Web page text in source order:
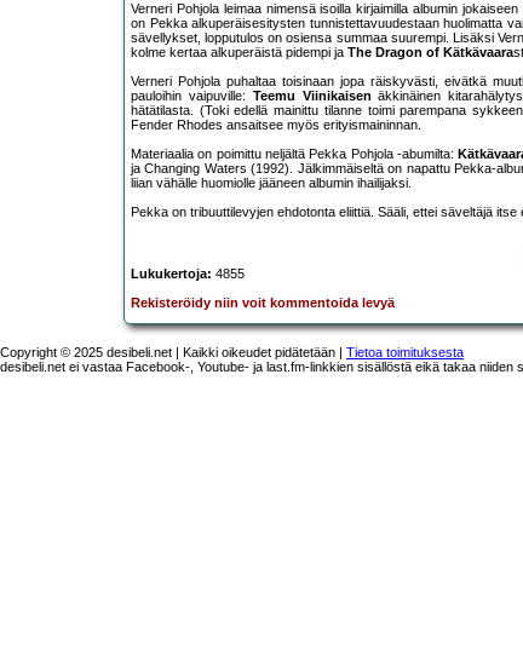
Verneri Pohjola leimaa nimensä isoilla kirjaimilla albumin
on Pekka alkuperäisesitysten tunnistettavuudestaan huolimatta
sävellykset, lopputulos on osiensa summaa suurempi. Lisäksi
kolme kertaa alkuperäistä pidempi ja The Dragon of Kätkävaara
Verneri Pohjola puhaltaa toisinaan jopa räiskyvästi, eivätkä
pauloihin vaipuville: Teemu Viinikaisen äkkinäinen kitarahälytys
hätätilasta. (Toki edellä mainittu tilanne toimi parempana
Fender Rhodes ansaitsee myös erityismaininnan.
Materiaalia on poimittu neljältä Pekka Pohjola -abumilta:
ja Changing Waters (1992). Jälkimmäiseltä on napattu Pekka-
liian vähälle huomiolle jääneen albumin ihailijaksi.
Pekka on tribuuttilevyjen ehdotonta eliittiä. Sääli, ettei säveltäjä itse
Lukukertoja: 4855
Rekisteröidy niin voit kommentoida levyä
Copyright © 2025 desibeli.net | Kaikki oikeudet pidätetään | Tietoa toimituksesta
desibeli.net ei vastaa Facebook-, Youtube- ja last.fm-linkkien sisällöstä eikä takaa niiden